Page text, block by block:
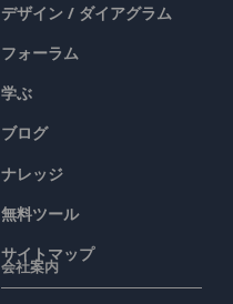
デザイン / ダイアグラム
フォーラム
学ぶ
ブログ
ナレッジ
無料ツール
サイトマップ
会社案内